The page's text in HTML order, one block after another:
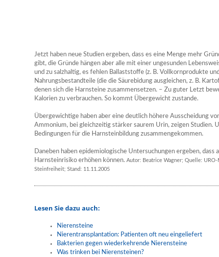
Jetzt haben neue Studien ergeben, dass es eine Menge mehr
gibt, die Gründe hängen aber alle mit einer ungesunden
und zu salzhaltig, es fehlen Ballaststoffe (z. B. Vollkornprodukte
Nahrungsbestandteile (die die Säurebidung ausgleichen, z. B.
denen sich die Harnsteine zusammensetzen. – Zu guter Letzt
Kalorien zu verbrauchen. So kommt Übergewicht zustande.
Übergewichtige haben aber eine deutlich höhere Ausscheidung
Ammonium, bei gleichzeitig stärker saurem Urin, zeigen Studien.
Bedingungen für die Harnsteinbildung zusammengekommen.
Daneben haben epidemiologische Untersuchungen ergeben, dass
Harnsteinrisiko erhöhen können. Autor: Beatrice Wagner; Quelle:
Steinfreiheit; Stand: 11.11.2005
Lesen Sie dazu auch:
Nierensteine
Nierentransplantation: Patienten oft neu eingeliefert
Bakterien gegen wiederkehrende Nierensteine
Was trinken bei Nierensteinen?